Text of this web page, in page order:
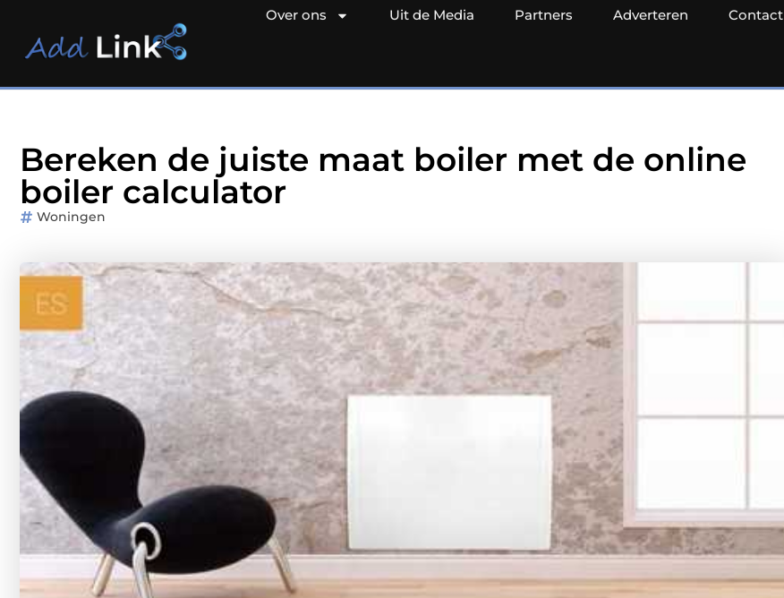
Over ons Uit de Media Partners Adverteren Contact
Bereken de juiste maat boiler met de online
boiler calculator
Woningen